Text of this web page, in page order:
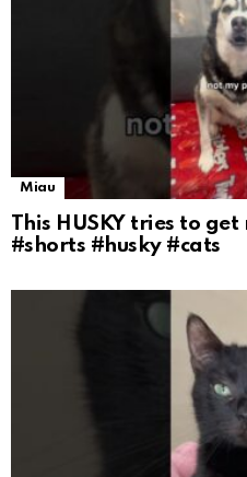
Miau
This HUSKY tries to
#shorts #husky #cats